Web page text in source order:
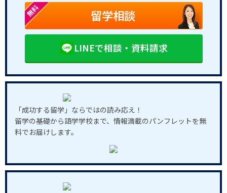
無料 留学相談
LINEで相談・資料請求
「成功する留学」ならではの読み応え！
留学の基礎から語学学校まで、情報満載のパンフレットを無
料でお届けします。